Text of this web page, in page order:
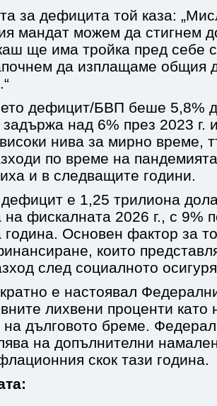
за дефицита той каза:
мандат можем да стигнем
ще има тройка пред себе
да изплащаме общия
дефицит/БВП беше 5,8%
над 6% през 2023 г.
нива за мирно време,
по време на
и в следващите години.
е 1,25 трилиона
фискалната 2026 г., с 9%
година. Основен фактор за
които
след социалното
е настоявал
лихвени проценти като
на дълговото бреме.
на допълнителни
скок тази година.